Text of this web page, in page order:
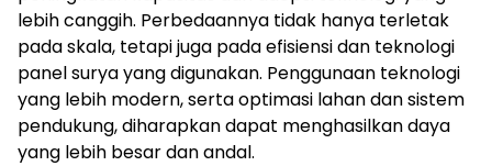
lebih canggih. Perbedaannya tidak hanya terletak
pada skala, tetapi juga pada efisiensi dan teknologi
panel surya yang digunakan. Penggunaan teknologi
yang lebih modern, serta optimasi lahan dan sistem
pendukung, diharapkan dapat menghasilkan daya
yang lebih besar dan andal.